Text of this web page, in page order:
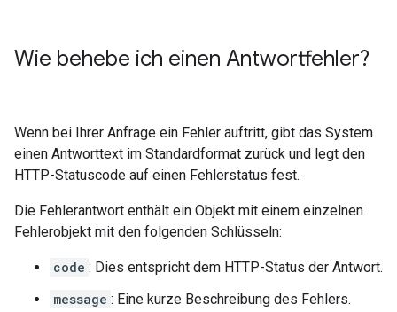
Wie behebe ich einen Antwortfehler?
Wenn bei Ihrer Anfrage ein Fehler auftritt, gibt das System
einen Antworttext im Standardformat zurück und legt den
HTTP-Statuscode auf einen Fehlerstatus fest.
Die Fehlerantwort enthält ein Objekt mit einem einzelnen
Fehlerobjekt mit den folgenden Schlüsseln:
code : Dies entspricht dem HTTP-Status der Antwort.
message : Eine kurze Beschreibung des Fehlers.